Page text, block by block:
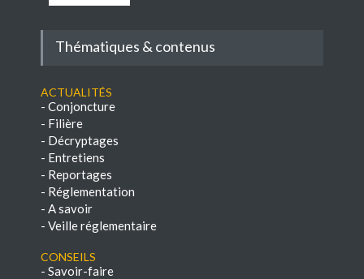
Thématiques & contenus
Actualités
- Conjoncture
- Filière
- Décryptages
- Entretiens
- Reportages
- Réglementation
- A savoir
- Veille réglementaire
Conseils
- Savoir-faire